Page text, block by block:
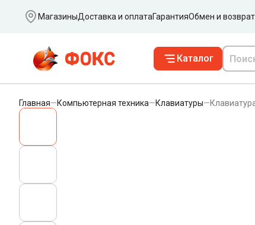
Ваш город
МагазиныДоставка и оплатаГарантияОбмен и возврат
Каталог
Главная—Компьютерная техника—Клавиатуры—